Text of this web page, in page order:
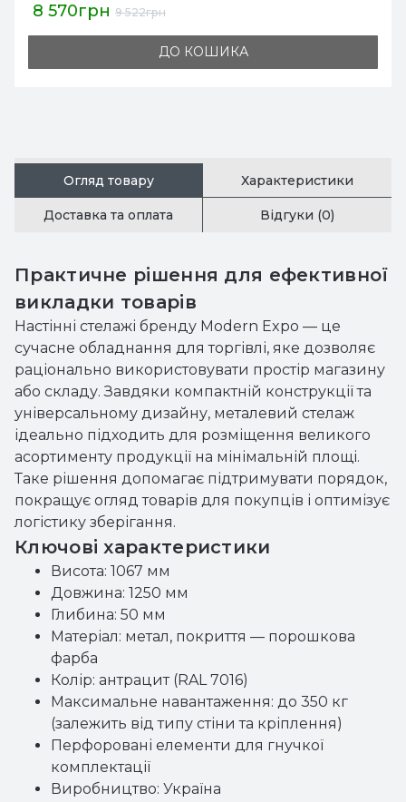
8 570грн 9 522грн
ДО КОШИКА
Огляд товару Характеристики
Доставка та оплата Відгуки (0)
Практичне рішення для ефективної
викладки товарів
Настінні стелажі бренду Modern Expo — це
сучасне обладнання для торгівлі, яке дозволяє
раціонально використовувати простір магазину
або складу. Завдяки компактній конструкції та
універсальному дизайну, металевий стелаж
ідеально підходить для розміщення великого
асортименту продукції на мінімальній площі.
Таке рішення допомагає підтримувати порядок,
покращує огляд товарів для покупців і оптимізує
логістику зберігання.
Ключові характеристики
Висота: 1067 мм
Довжина: 1250 мм
Глибина: 50 мм
Матеріал: метал, покриття — порошкова
фарба
Колір: антрацит (RAL 7016)
Максимальне навантаження: до 350 кг
(залежить від типу стіни та кріплення)
Перфоровані елементи для гнучкої
комплектації
Виробництво: Україна